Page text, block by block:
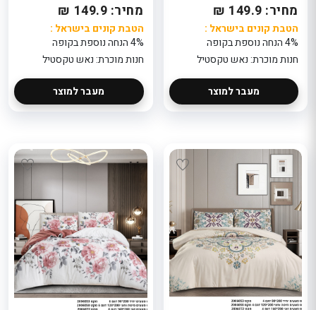
מחיר: 149.9 ₪
הטבת קונים בישראל :
4% הנחה נוספת בקופה
חנות מוכרת: נאש טקסטיל
מעבר למוצר
מחיר: 149.9 ₪
הטבת קונים בישראל :
4% הנחה נוספת בקופה
חנות מוכרת: נאש טקסטיל
מעבר למוצר